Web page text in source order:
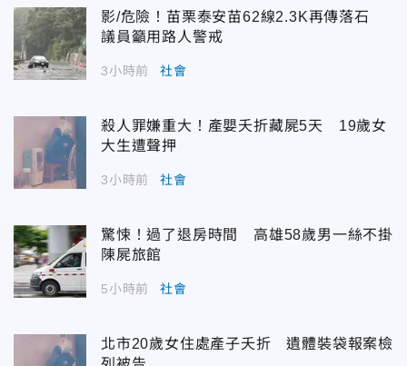
影/危險！苗栗泰安苗62線2.3K再傳落石
議員籲用路人警戒
3小時前 社會
殺人罪嫌重大！產嬰夭折藏屍5天 19歲女
大生遭聲押
3小時前 社會
驚悚！過了退房時間 高雄58歲男一絲不掛
陳屍旅館
5小時前 社會
北市20歲女住處產子夭折 遺體裝袋報案檢